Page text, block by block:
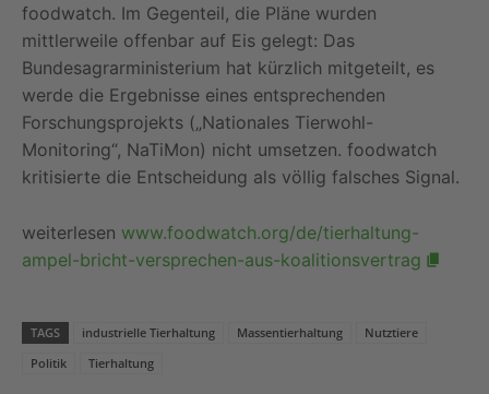
foodwatch. Im Gegenteil, die Pläne wurden
mittlerweile offenbar auf Eis gelegt: Das
Bundesagrarministerium hat kürzlich mitgeteilt, es
werde die Ergebnisse eines entsprechenden
Forschungsprojekts („Nationales Tierwohl-
Monitoring“, NaTiMon) nicht umsetzen. foodwatch
kritisierte die Entscheidung als völlig falsches Signal.
weiterlesen www.foodwatch.org/de/tierhaltung-
ampel-bricht-versprechen-aus-koalitionsvertrag
TAGS industrielle Tierhaltung Massentierhaltung
Nutztiere
Politik
Tierhaltung